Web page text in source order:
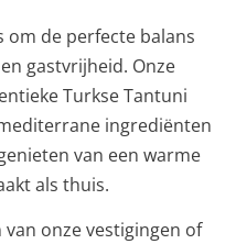
om de perfecte balans
gastvrijheid. Onze
Turkse Tantuni
ingrediënten
van een warme
als thuis.
onze vestigingen of